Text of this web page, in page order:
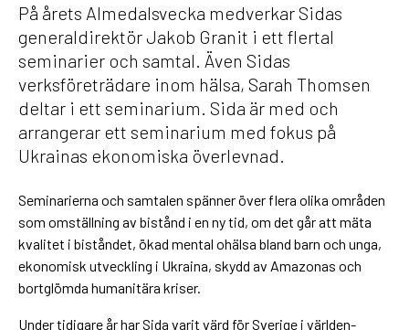
På årets Almedalsvecka medverkar Sidas
generaldirektör Jakob Granit i ett flertal
seminarier och samtal. Även Sidas
verksföreträdare inom hälsa, Sarah Thomsen
deltar i ett seminarium. Sida är med och
arrangerar ett seminarium med fokus på
Ukrainas ekonomiska överlevnad.
Seminarierna och samtalen spänner över flera olika områden
som omställning av bistånd i en ny tid, om det går att mäta
kvalitet i biståndet, ökad mental ohälsa bland barn och unga,
ekonomisk utveckling i Ukraina, skydd av Amazonas och
bortglömda humanitära kriser.
Under tidigare år har Sida varit värd för Sverige i världen-